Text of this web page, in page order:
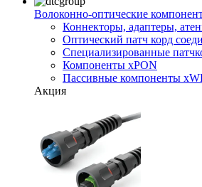
Волоконно-оптические
Коннекторы, адаптеры,
Оптический патч корд
Специализированные
Компоненты xPON
Пассивные компоненты
Акция